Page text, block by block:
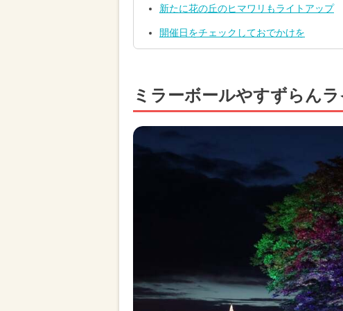
新たに花の丘のヒマワリもライトアップ
開催日をチェックしておでかけを
ミラーボールやすずらん